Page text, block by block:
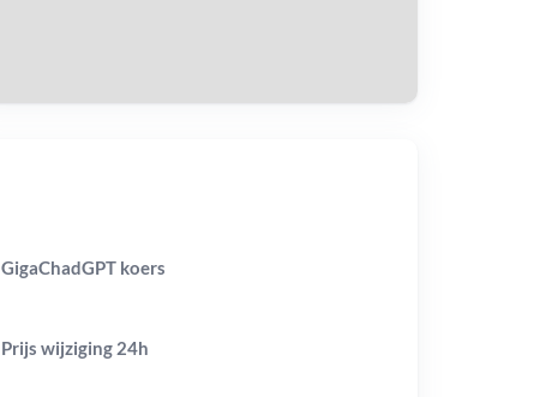
GigaChadGPT koers
Prijs wijziging 24h